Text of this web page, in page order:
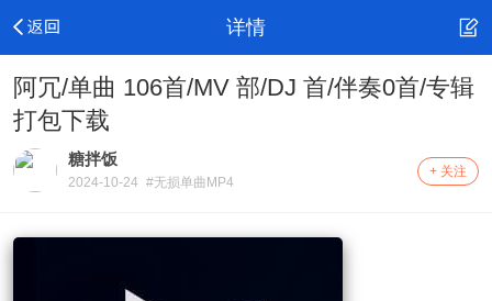
详情
阿冗/单曲 106首/MV 部/DJ 首/伴奏0首/专辑
打包下载
糖拌饭
2024-10-24 #无损单曲MP4
+ 关注